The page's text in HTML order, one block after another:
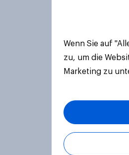
Wenn Sie auf
zu, um die
Marketing zu